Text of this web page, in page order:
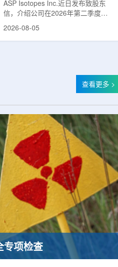
素浓缩设施推进商业生产
ASP Isotopes Inc.近日发布致股东
信，介绍公司在2026年第二季度财
务业绩公布前各业务板块的运营进
相关业务通常与放射性药物制备、分
子影像和核医学诊断应用密切相关。
入商业生产前的最后阶段，预计将在
2026年下半年交...
2026-08-05
查看更多 >
专项检查